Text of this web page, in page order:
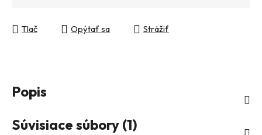
Tlač Opýtať sa Strážiť
Popis
Súvisiace súbory (1)